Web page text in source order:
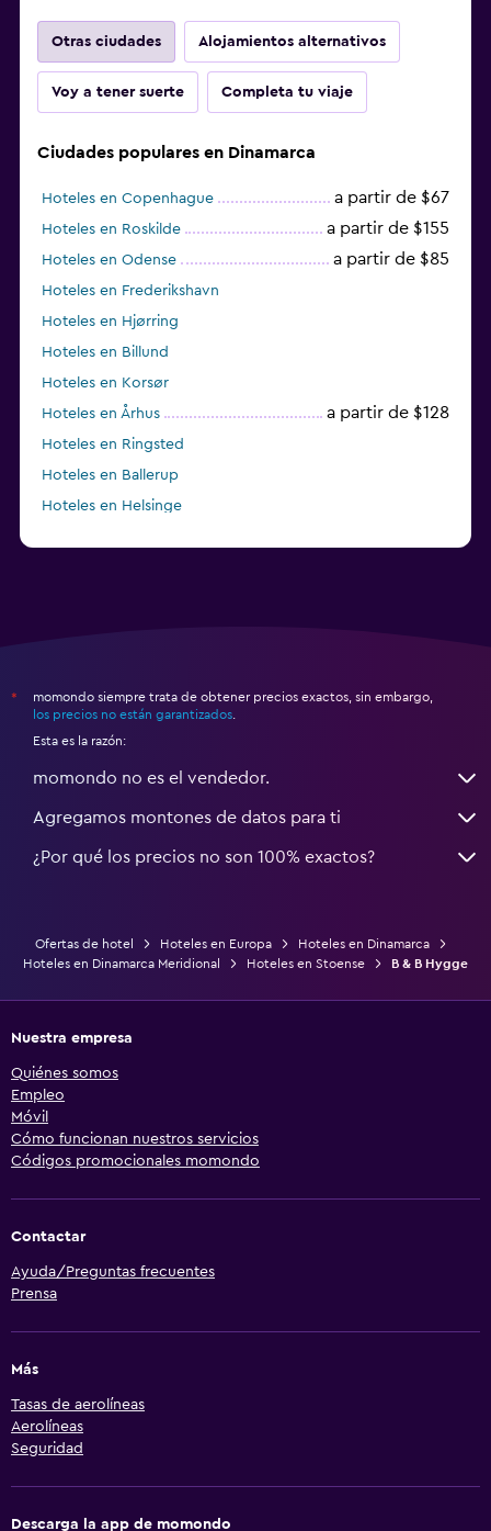
Otras ciudades Alojamientos alternativos
Voy a tener suerte Completa tu viaje
Ciudades populares en Dinamarca
Hoteles en Copenhague a partir de $67
Hoteles en Roskilde a partir de $155
Hoteles en Odense a partir de $85
Hoteles en Frederikshavn
Hoteles en Hjørring
Hoteles en Billund
Hoteles en Korsør
Hoteles en Århus
a partir de $128
Hoteles en Ringsted
Hoteles en Ballerup
Hoteles en Helsinge
*
momondo siempre trata de obtener precios exactos, sin embargo,
los precios no están garantizados
Esta es la razón:
momondo no es el vendedor.
Agregamos montones de datos para ti
¿Por qué los precios no son 100% exactos?
Ofertas de hotel Hoteles en Europa
Hoteles en Dinamarca
Hoteles en Dinamarca Meridional
Hoteles en Stoense B & B Hygge
Nuestra empresa
Quiénes somos
Empleo
Móvil
Cómo funcionan nuestros servicios
Códigos promocionales momondo
Contactar
Ayuda/Preguntas frecuentes
Prensa
Más
Tasas de aerolíneas
Aerolíneas
Seguridad
Descarga la app de momondo